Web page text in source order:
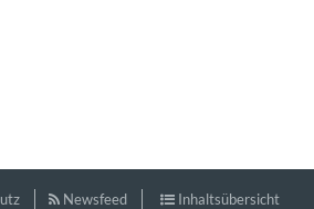
Newsfeed
Inhaltsübersicht